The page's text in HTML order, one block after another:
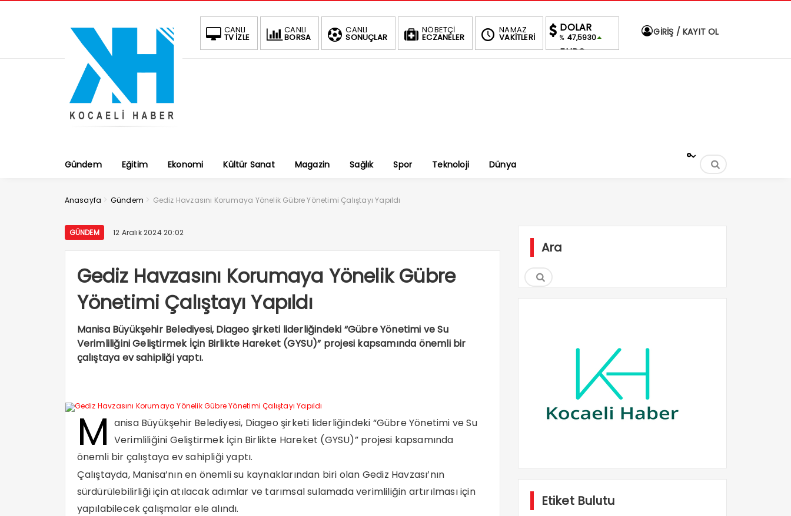
CANLI
TV İZLE
CANLI
BORSA
CANLI
SONUÇLAR
NÖBETÇİ
ECZANELER
NAMAZ
VAKİTLERİ
DOLAR
% 47,5930
EURO
GİRİŞ / KAYIT OL
Gündem Eğitim Ekonomi Kültür Sanat Magazin Sağlık Spor Teknoloji Dünya
°
Anasayfa > Gündem > Gediz Havzasını Korumaya Yönelik Gübre Yönetimi Çalıştayı Yapıldı
GÜNDEM 12 Aralık 2024 20:02
Gediz Havzasını Korumaya Yönelik Gübre
Yönetimi Çalıştayı Yapıldı
Manisa Büyükşehir Belediyesi, Diageo şirketi liderliğindeki “Gübre Yönetimi ve Su
Verimliliğini Geliştirmek İçin Birlikte Hareket (GYSU)” projesi kapsamında önemli bir
çalıştaya ev sahipliği yaptı.
M anisa Büyükşehir Belediyesi, Diageo şirketi liderliğindeki “Gübre Yönetimi ve Su
Verimliliğini Geliştirmek İçin Birlikte Hareket (GYSU)” projesi kapsamında
önemli bir çalıştaya ev sahipliği yaptı.
Çalıştayda, Manisa’nın en önemli su kaynaklarından biri olan Gediz Havzası’nın
sürdürülebilirliği için atılacak adımlar ve tarımsal sulamada verimliliğin artırılması için
yapılabilecek çalışmalar ele alındı.
Ara
Etiket Bulutu